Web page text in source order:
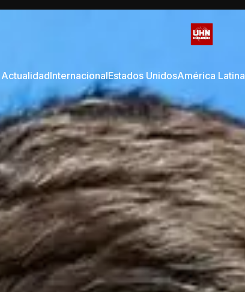
ActualidadInternacionalEstados UnidosAmérica Latina